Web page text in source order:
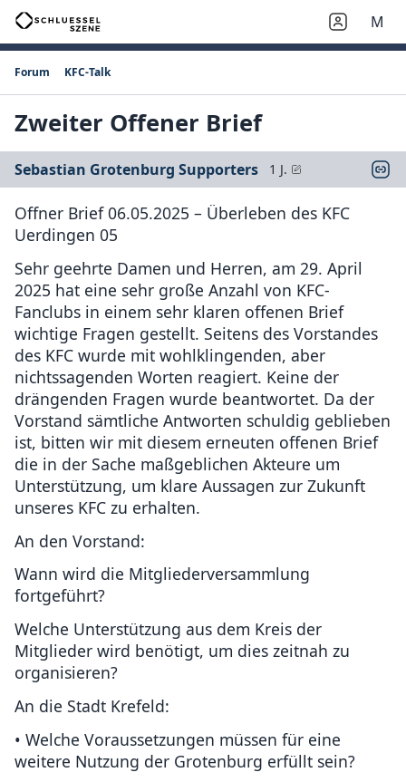
M
Forum KFC-Talk
Zweiter Offener Brief
Sebastian Grotenburg Supporters 1 J.
Offner Brief 06.05.2025 – Überleben des KFC
Uerdingen 05
Sehr geehrte Damen und Herren, am 29. April
2025 hat eine sehr große Anzahl von KFC-
Fanclubs in einem sehr klaren offenen Brief
wichtige Fragen gestellt. Seitens des Vorstandes
des KFC wurde mit wohlklingenden, aber
nichtssagenden Worten reagiert. Keine der
drängenden Fragen wurde beantwortet. Da der
Vorstand sämtliche Antworten schuldig geblieben
ist, bitten wir mit diesem erneuten offenen Brief
die in der Sache maßgeblichen Akteure um
Unterstützung, um klare Aussagen zur Zukunft
unseres KFC zu erhalten.
An den Vorstand:
Wann wird die Mitgliederversammlung
fortgeführt?
Welche Unterstützung aus dem Kreis der
Mitglieder wird benötigt, um dies zeitnah zu
organisieren?
An die Stadt Krefeld:
• Welche Voraussetzungen müssen für eine
weitere Nutzung der Grotenburg erfüllt sein?